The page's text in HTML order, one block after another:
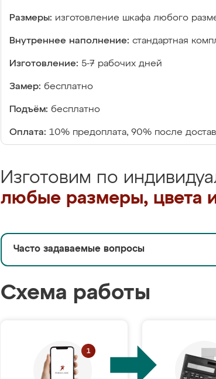
Размеры: изготовление шкафа любого
Внутреннее наполнение: стандартная
Изготовление: 5-7 рабочих дней
Замер: бесплатно
Подъём: бесплатно
Оплата: 10% предоплата, 90% после
Изготовим по
любые размеры, цвета
Часто задаваемые вопросы
Схема работы